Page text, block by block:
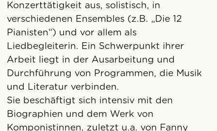
Konzerttätigkeit aus, solistisch, in
verschiedenen Ensembles (z.B. „Die 12
Pianisten“) und vor allem als
Liedbegleiterin. Ein Schwerpunkt ihrer
Arbeit liegt in der Ausarbeitung und
Durchführung von Programmen, die Musik
und Literatur verbinden.
Sie beschäftigt sich intensiv mit den
Biographien und dem Werk von
Komponistinnen, zuletzt u.a. von Fanny